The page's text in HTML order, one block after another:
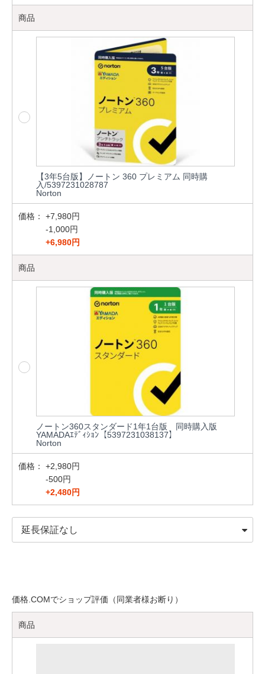
商品
【3年5台版】ノートン 360 プレミアム 同時購
入/5397231028787
Norton
価格：
+7,980円
-1,000円
+6,980円
商品
ノートン360スタンダード1年1台版 同時購入版
YAMADAｴﾃﾞｨｼｮﾝ【5397231038137】
Norton
価格：
+2,980円
-500円
+2,480円
価格.COMでショップ評価（同業者様お断り）
商品